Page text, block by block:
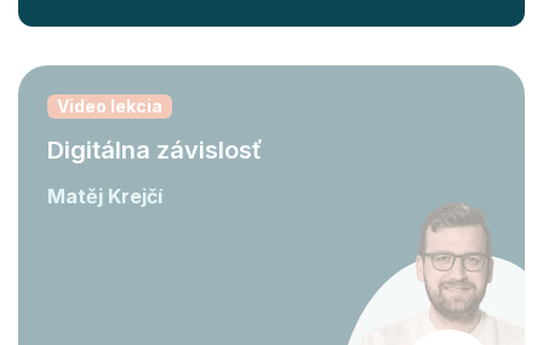
Video lekcia
Digitálna závislosť
Matěj Krejčí